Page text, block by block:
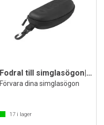
Fodral till simglasögon| Arena
Förvara dina simglasögon
17i lager